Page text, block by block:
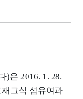
)은 2016. 1. 28.
그식 섬유여과